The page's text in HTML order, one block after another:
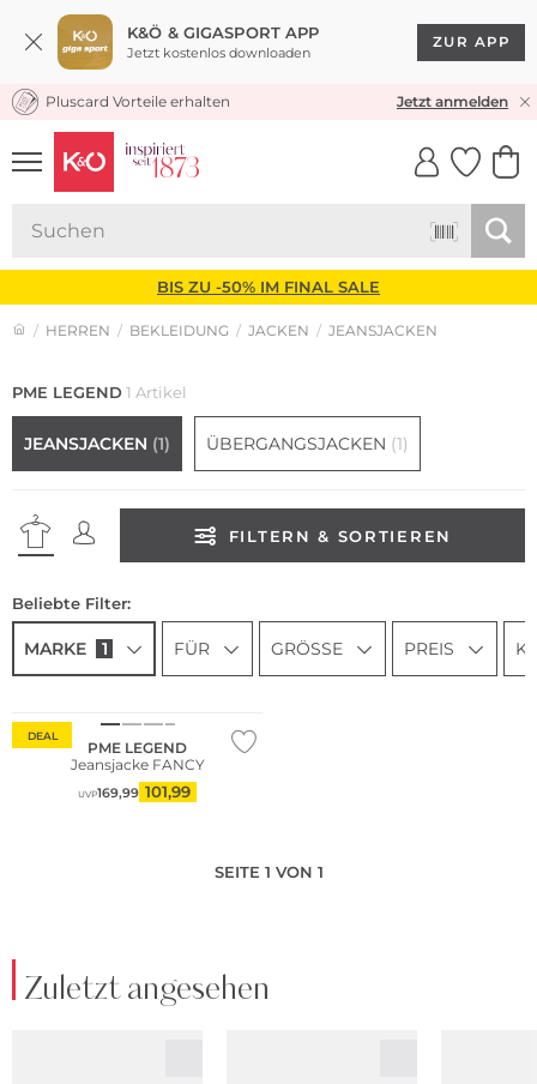
K&Ö & GIGASPORT APP
Jetzt kostenlos downloaden
ZUR APP
KOSTENLOSER VERSAND* & RÜCKVERSAND
Pluscard Vorteile erhalten Jetzt anmelden
UNSERE APP
CLICK &
BIS ZU -50% IM FINAL SALE
HERREN BEKLEIDUNG JACKEN JEANSJACKEN
PME LEGEND1 Artikel
JEANSJACKEN (1) ÜBERGANGSJACKEN (1)
FILTERN & SORTIEREN
Beliebte Filter:
MARKE 1 FÜR GRÖSSE PREIS
DEAL
PME LEGEND
Jeansjacke FANCY
UVP169,99 101,99
SEITE 1 VON 1
Zuletzt angesehen